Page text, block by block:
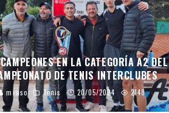
EN LA CATEGORÍA A2 DEL
DE TENIS INTERCLUBES
mraso Tenis 20/05/2024 2148